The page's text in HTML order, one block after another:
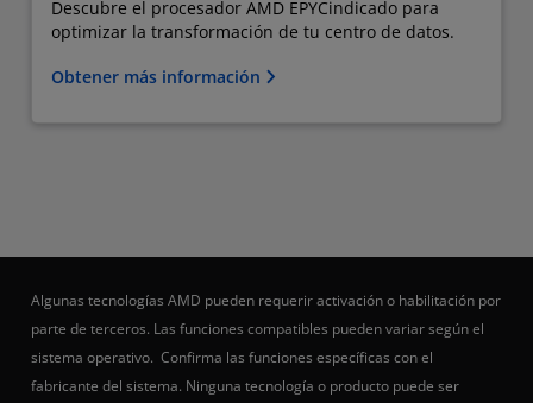
Descubre el procesador AMD EPYC​indicado para
optimizar la transformación de tu centro de datos.
Obtener más información
Algunas tecnologías AMD pueden requerir activación o habilitación por
parte de terceros. Las funciones compatibles pueden variar según el
sistema operativo. Confirma las funciones específicas con el
fabricante del sistema. Ninguna tecnología o producto puede ser